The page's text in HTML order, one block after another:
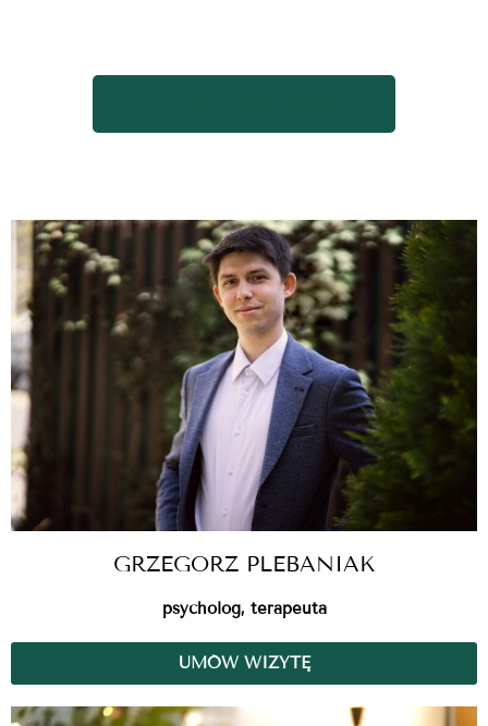
GRZEGORZ PLEBANIAK
psycholog, terapeuta
UMÓW WIZYTĘ